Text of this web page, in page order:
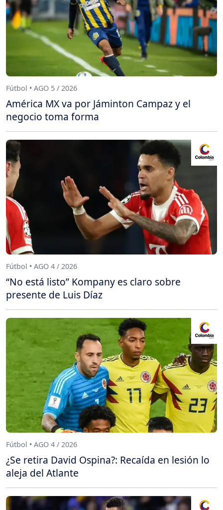
Fútbol • AGO 5 / 2026
América MX va por Jáminton Campaz y el
negocio toma forma
Fútbol • AGO 4 / 2026
“No está listo” Kompany es claro sobre
presente de Luis Díaz
Fútbol • AGO 4 / 2026
¿Se retira David Ospina?: Recaída en lesión lo
aleja del Atlante